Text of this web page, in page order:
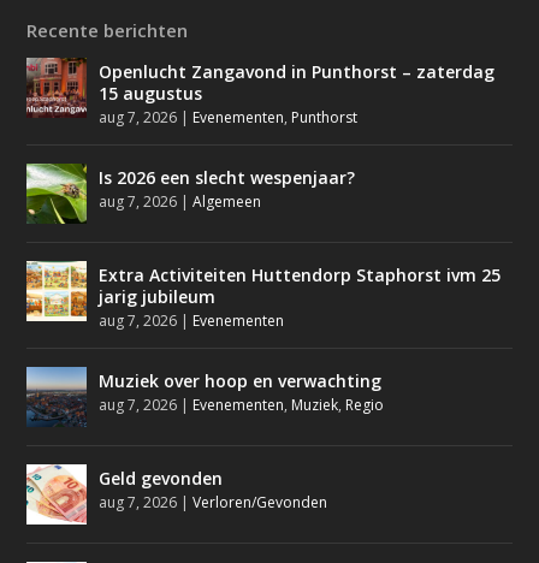
Recente berichten
Openlucht Zangavond in Punthorst – zaterdag
15 augustus
aug 7, 2026 | Evenementen, Punthorst
Is 2026 een slecht wespenjaar?
aug 7, 2026 |Algemeen
Extra Activiteiten Huttendorp Staphorst ivm 25
jarig jubileum
aug 7, 2026 | Evenementen
Muziek over hoop en verwachting
aug 7, 2026 | Evenementen, Muziek, Regio
Geld gevonden
aug 7, 2026 |Verloren/Gevonden